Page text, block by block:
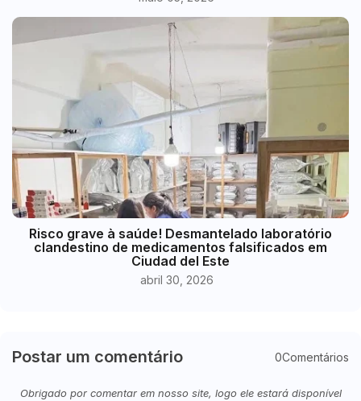
Risco grave à saúde! Desmantelado laboratório
clandestino de medicamentos falsificados em
Ciudad del Este
abril 30, 2026
Postar um comentário 0Comentários
Obrigado por comentar em nosso site, logo ele estará disponível